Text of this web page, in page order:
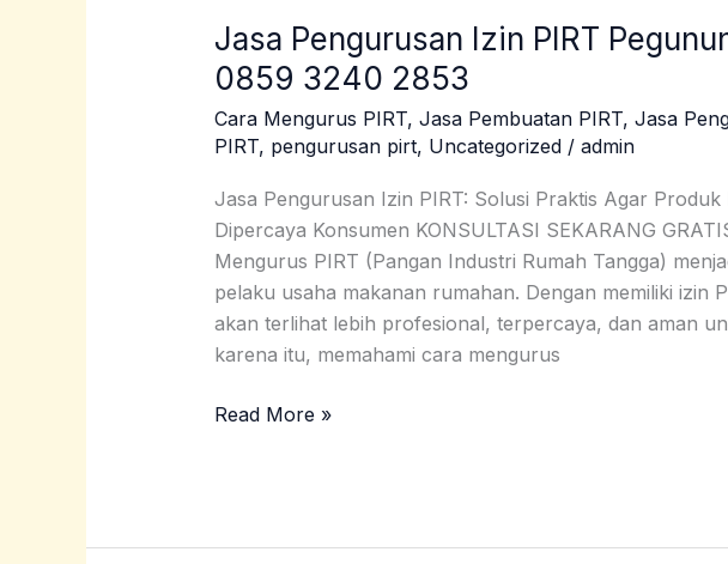
Jasa Pengurusan Izin PIRT
0859 3240 2853
Cara Mengurus PIRT, Jasa Pembuatan PIRT, Jasa
PIRT, pengurusan pirt, Uncategorized/ admin
Jasa Pengurusan Izin PIRT: Solusi Praktis Agar Produk
Dipercaya Konsumen KONSULTASI SEKARANG
Mengurus PIRT (Pangan Industri Rumah Tangga)
pelaku usaha makanan rumahan. Dengan memiliki izin
akan terlihat lebih profesional, terpercaya, dan aman
karena itu, memahami cara mengurus
Jasa
Pengurusan
Izin
PIRT
Pegunungan
Arfak
|
0859
3240
2853
Read More »